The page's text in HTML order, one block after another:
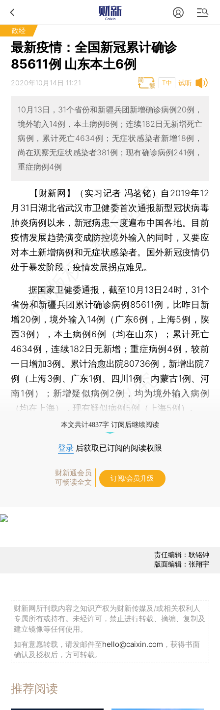
政经
最新疫情：全国新冠累计确诊
85611例 山东本土6例
试听
2020年10月14日 11:21 T中
10月13日，31个省份和新疆兵团新增确诊病例20例，
境外输入14例，本土病例6例；连续182日无新增死亡
病例，累计死亡4634例；无症状感染者新增18例，
尚在观察无症状感染者381例；现有确诊病例241例，
重症病例4例
【财新网】（实习记者 冯茗铭） 自2019年12
月31日湖北省武汉市卫健委首次通报新型冠状病毒
肺炎病例以来，新冠病患一度遍布中国各地。目前
疫情发展趋势演变成防控境外输入的同时，又要应
对本土新增病例和无症状感染者。国外新冠疫情仍
处于暴发阶段，疫情发展拐点难见。
据国家卫健委通报，截至10月13日24时，31个
省份和新疆兵团累计确诊病例85611例，比昨日新
增20例，境外输入14例（广东6例，上海5例，陕
西3例），本土病例6例（均在山东）；累计死亡
4634例，连续182日无新增；重症病例4例，较前
一日增加3例。累计治愈出院80736例，新增出院7
例（上海3例、广东1例、四川1例、内蒙古1例、河
南1例）；新增疑似病例2例，均为境外输入病例
（均在上海），现有疑似病例5例（上海5例）。
本文共计4837字 订阅后继续阅读
登录 后获取已订阅的阅读权限
财新通会员
可畅读全文
订阅/会员升级
责任编辑：耿铭钟
版面编辑：张翔宇
财新网所刊载内容之知识产权为财新传媒及/或相关权利人
专属所有或持有。未经许可，禁止进行转载、摘编、复制及
建立镜像等任何使用。
如有意愿转载，请发邮件至hello@caixin.com ，获得书面
确认及授权后，方可转载。
推荐阅读